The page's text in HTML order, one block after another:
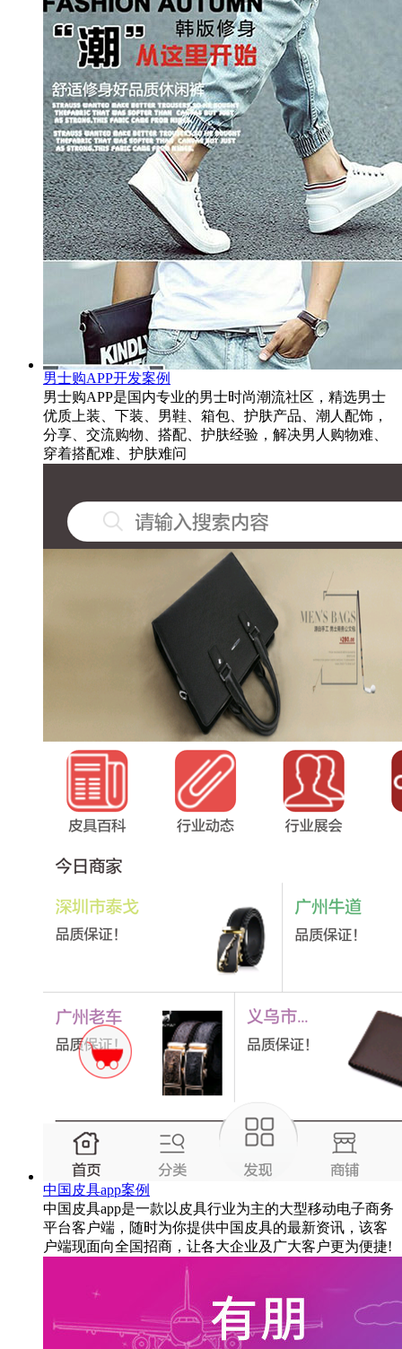
男士购APP开发案例
男士购APP是国内专业的男士时尚潮流社区，精选男士
优质上装、下装、男鞋、箱包、护肤产品、潮人配饰，
分享、交流购物、搭配、护肤经验，解决男人购物难、
穿着搭配难、护肤难问
中国皮具app案例
中国皮具app是一款以皮具行业为主的大型移动电子商务
平台客户端，随时为你提供中国皮具的最新资讯，该客
户端现面向全国招商，让各大企业及广大客户更为便捷!